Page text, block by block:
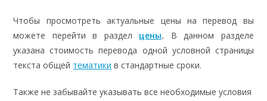
Чтобы просмотреть актуальные цены на перевод вы
можете перейти в раздел цены. В данном разделе
указана стоимость перевода одной условной страницы
текста общей тематики в стандартные сроки.
Также не забывайте указывать все необходимые условия